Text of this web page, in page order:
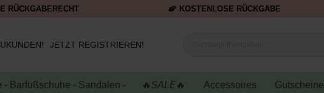
RÜCKGABERECHT KOSTENLOSE RÜCKGABE
JETZT REGISTRIEREN!
- Barfußschuhe - Sandalen 🔥𝘚𝘈𝘓𝘌🔥 Accessoires Gutscheine